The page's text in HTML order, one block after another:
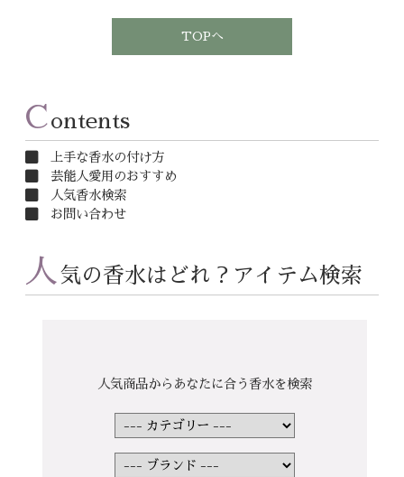
TOPへ
Contents
上手な香水の付け方
芸能人愛用のおすすめ
人気香水検索
お問い合わせ
人 気の香水はどれ？アイテム検索
人気商品からあなたに合う香水を検索